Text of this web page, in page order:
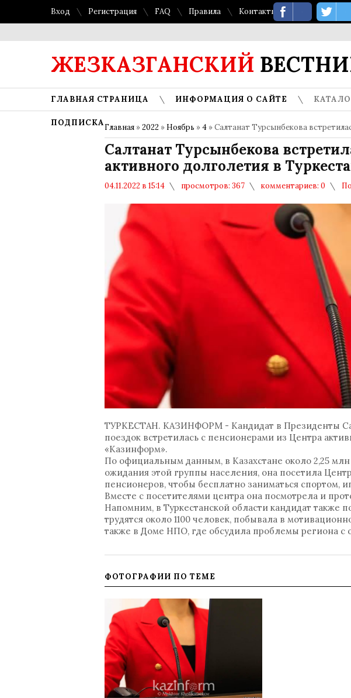
Вход Регистрация FAQ Правила Контакты
ЖЕЗКАЗГАНСКИЙ
ГЛАВНАЯ СТРАНИЦА ИНФОРМАЦИЯ О САЙТЕ
ПОДПИСКАГлавная »2022 » Ноябрь »4 » Салтанат Турсынбекова
Салтанат Турсынбекова
активного долголетия в
04.11.2022 в 15:14 просмотров: 367 комментариев: 0
ТУРКЕСТАН. КАЗИНФОРМ - Кандидат в Президенты
поездок встретилась с пенсионерами из Центра
«Казинформ».
По официальным данным, в Казахстане около 2,25
ожидания этой группы населения, она посетила
пенсионеров, чтобы бесплатно заниматься спортом,
Вместе с посетителями центра она посмотрела и
Напомним, в Туркестанской области кандидат также
трудятся около 1100 человек, побывала в
также в Доме НПО, где обсудила проблемы региона с
ФОТОГРАФИИ ПО ТЕМЕ